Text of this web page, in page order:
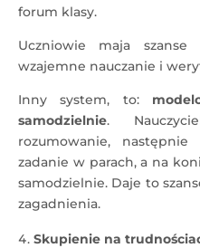
forum klasy.
Uczniowie maja szanse
wzajemne nauczanie i
Inny system, to:
samodzielnie.
rozumowanie,
zadanie w parach, a na
samodzielnie. Daje to
zagadnienia.
Skupienie na